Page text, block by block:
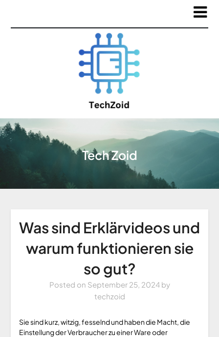
Tech Zoid
Was sind Erklärvideos und
warum funktionieren sie
so gut?
Posted on September 25, 2024by
techzoid
Sie sind kurz, witzig, fesselnd und haben die Macht, die
Einstellung der Verbraucher zu einer Ware oder